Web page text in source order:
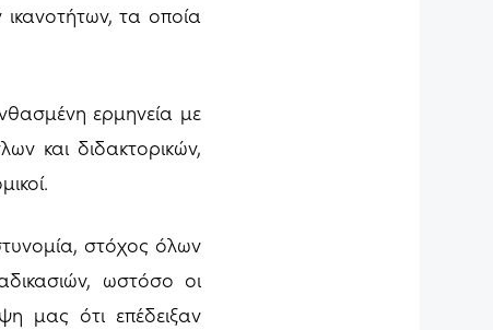
τα οποία
ερμηνεία με
και διδακτορικών,
στόχος όλων
ωστόσο οι
μας ότι επέδειξαν